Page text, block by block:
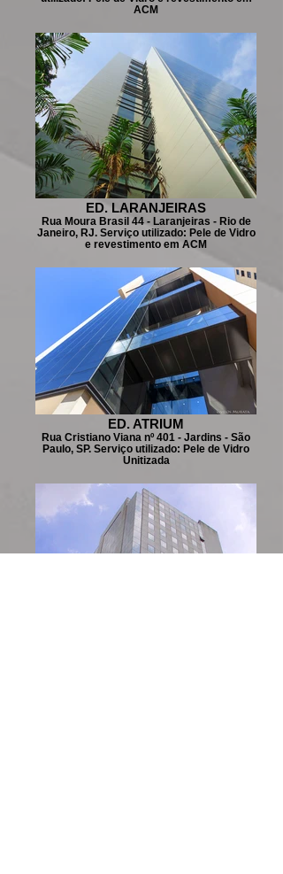
ACM
ED. LARANJEIRAS
Rua Moura Brasil 44 - Laranjeiras - Rio de
Janeiro, RJ. Serviço utilizado: Pele de Vidro
e revestimento em ACM
ED. ATRIUM
Rua Cristiano Viana nº 401 - Jardins - São
Paulo, SP. Serviço utilizado: Pele de Vidro
Unitizada